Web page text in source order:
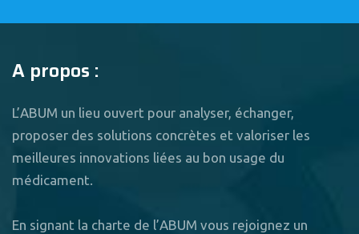
A propos :
L’ABUM un lieu ouvert pour analyser, échanger,
proposer des solutions concrètes et valoriser les
meilleures innovations liées au bon usage du
médicament.
En signant la charte de l’ABUM vous rejoignez un